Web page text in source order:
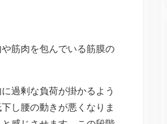
筋肉を包んでいる筋膜の
過剰な負荷が掛かるよう
し腰の動きが悪くなりま